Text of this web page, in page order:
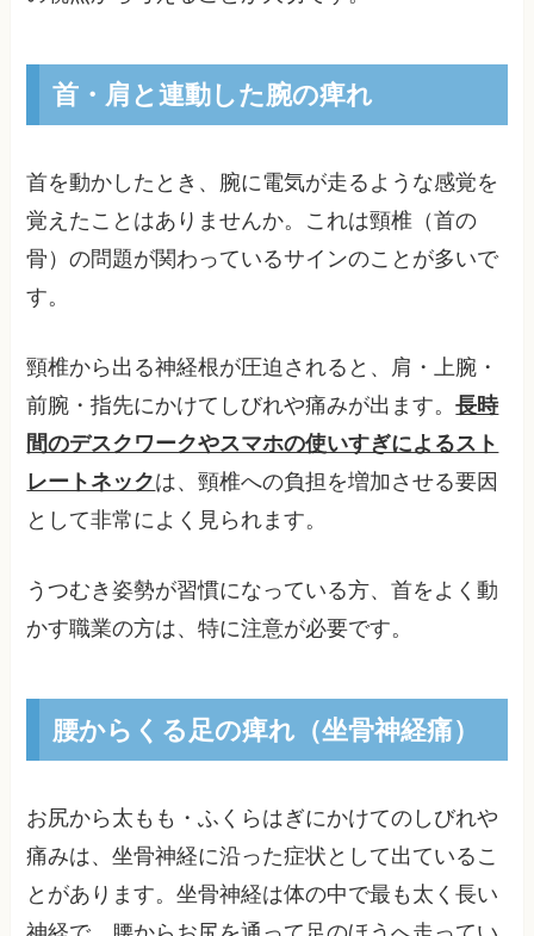
首・肩と連動した腕の痺れ
首を動かしたとき、腕に電気が走るような感覚を
覚えたことはありませんか。これは頸椎（首の
骨）の問題が関わっているサインのことが多いで
す。
頸椎から出る神経根が圧迫されると、肩・上腕・
前腕・指先にかけてしびれや痛みが出ます。長時
間のデスクワークやスマホの使いすぎによるスト
レートネックは、頸椎への負担を増加させる要因
として非常によく見られます。
うつむき姿勢が習慣になっている方、首をよく動
かす職業の方は、特に注意が必要です。
腰からくる足の痺れ（坐骨神経痛）
お尻から太もも・ふくらはぎにかけてのしびれや
痛みは、坐骨神経に沿った症状として出ているこ
とがあります。坐骨神経は体の中で最も太く長い